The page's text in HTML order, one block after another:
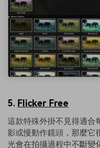
5. Flicker Free
這款特殊外掛不見得適合
影或慢動作鏡頭，那麼它
光會在拍攝過程中不斷變